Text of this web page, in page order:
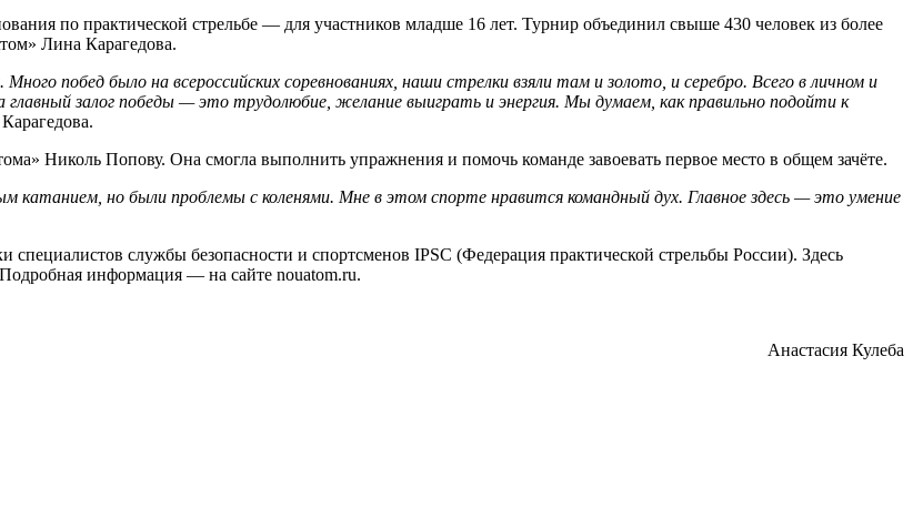
по практической стрельбе — для участников младше 16 лет. Турнир объединил свыше 430 человек из более
Лина Карагедова.
побед было на всероссийских соревнованиях, наши стрелки взяли там и золото, и серебро. Всего в личном и
залог победы — это трудолюбие, желание выиграть и энергия. Мы думаем, как правильно подойти к
Николь Попову. Она смогла выполнить упражнения и помочь команде завоевать первое место в общем зачёте.
катанием, но были проблемы с коленями. Мне в этом спорте нравится командный дух. Главное здесь — это умение
специалистов службы безопасности и спортсменов IPSC (Федерация практической стрельбы России). Здесь
информация — на сайте nouatom.ru.
Анастасия Кулеба